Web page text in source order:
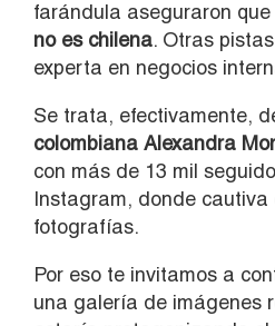
farándula aseguraron
no es chilena. Otras
experta en negocios
Se trata, efectivamente,
colombiana Alexandra
con más de 13 mil
Instagram, donde cautiva
fotografías.
Por eso te invitamos a
una galería de imágenes